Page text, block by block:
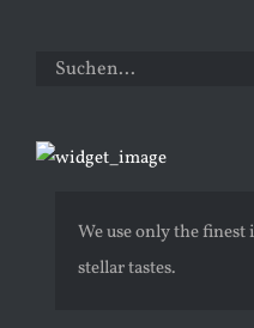
Suche
We use only the
stellar tastes.